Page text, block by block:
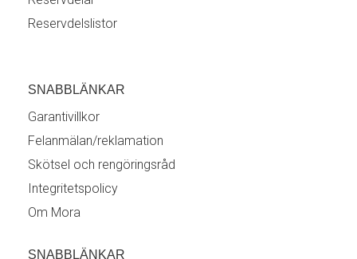
Reservdelslistor
SNABBLÄNKAR
Garantivillkor
Felanmälan/reklamation
Skötsel och rengöringsråd
Integritetspolicy
Om Mora
SNABBLÄNKAR